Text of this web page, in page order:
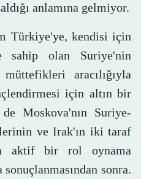
anlamına gelmiyor.
Türkiye'ye, kendisi için
sahip olan Suriye'nin
aracılığıyla
için altın bir
Moskova'nın Suriye-
ve Irak'ın iki taraf
aktif bir rol oynama
sonuçlanmasından sonra.